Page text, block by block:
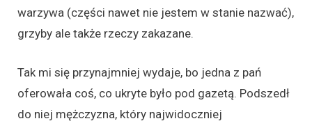
warzywa (części nawet nie jestem w stanie nazwać),
grzyby ale także rzeczy zakazane.
Tak mi się przynajmniej wydaje, bo jedna z pań
oferowała coś, co ukryte było pod gazetą. Podszedł
do niej mężczyzna, który najwidoczniej